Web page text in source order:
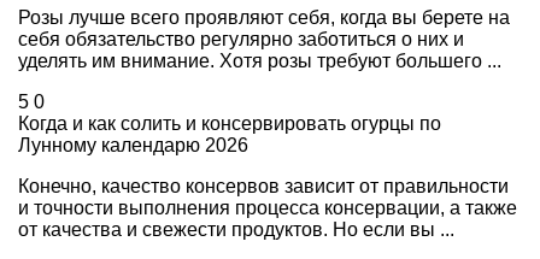
Розы лучше всего проявляют себя, когда вы берете на
себя обязательство регулярно заботиться о них и
уделять им внимание. Хотя розы требуют большего ...
5 0
Когда и как солить и консервировать огурцы по
Лунному календарю 2026
Конечно, качество консервов зависит от правильности
и точности выполнения процесса консервации, а также
от качества и свежести продуктов. Но если вы ...